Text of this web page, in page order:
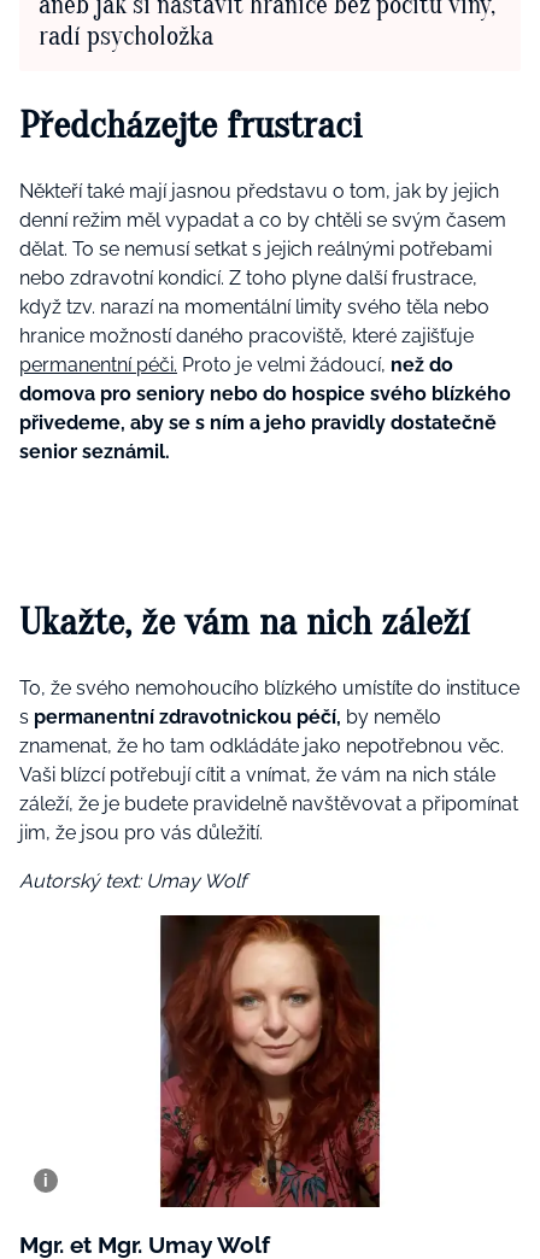
radí psycholožka
Předcházejte frustraci
Někteří také mají jasnou představu o tom, jak by jejich
denní režim měl vypadat a co by chtěli se svým časem
dělat. To se nemusí setkat s jejich reálnými potřebami
nebo zdravotní kondicí. Z toho plyne další frustrace,
když tzv. narazí na momentální limity svého těla nebo
hranice možností daného pracoviště, které zajišťuje
permanentní péči. Proto je velmi žádoucí, než do
domova pro seniory nebo do hospice svého blízkého
přivedeme, aby se s ním a jeho pravidly dostatečně
senior seznámil.
Ukažte, že vám na nich záleží
To, že svého nemohoucího blízkého umístíte do instituce
s permanentní zdravotnickou péčí, by nemělo
znamenat, že ho tam odkládáte jako nepotřebnou věc.
Vaši blízcí potřebují cítit a vnímat, že vám na nich stále
záleží, že je budete pravidelně navštěvovat a připomínat
jim, že jsou pro vás důležití.
Autorský text: Umay Wolf
Mgr. et Mgr. Umay Wolf